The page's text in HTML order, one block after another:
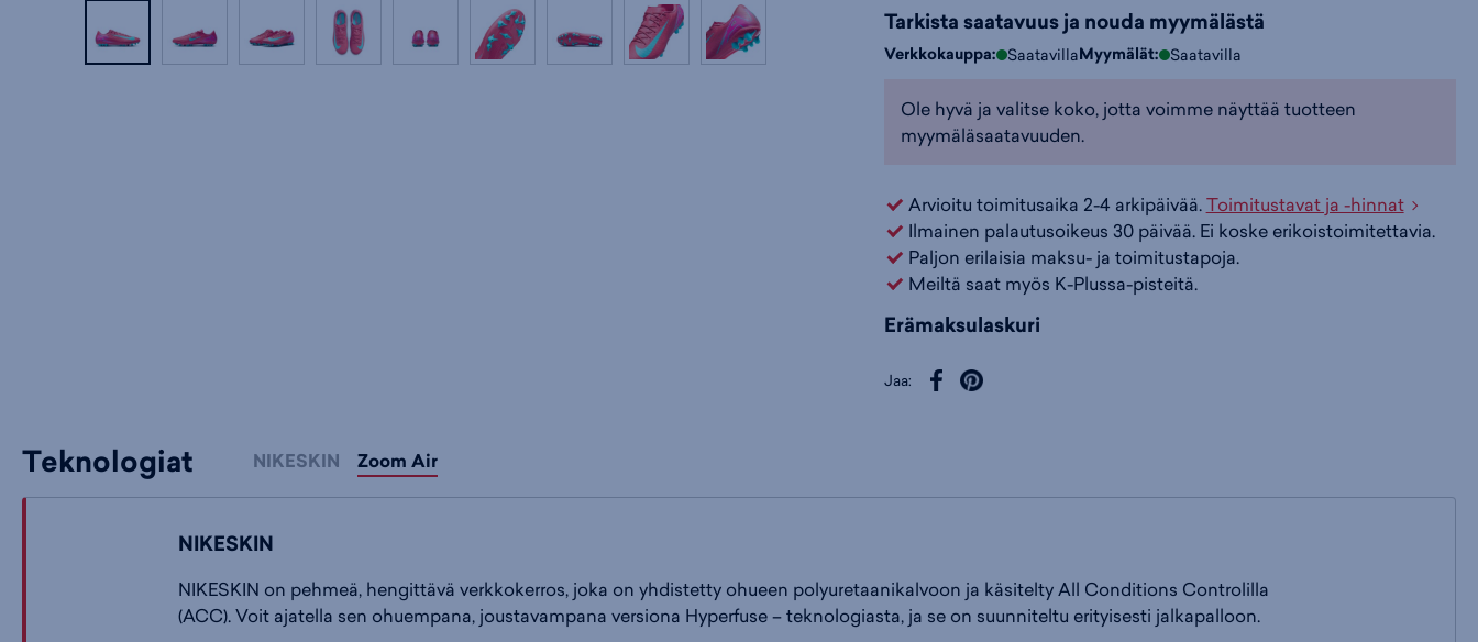
ia ä
Tarkista saatavuus ja nouda myymälästä
Verkkokauppa: SaatavillaMyymälät: Saatavilla
Ole hyvä ja valitse koko, jotta voimme näyttää tuotteen
myymäläsaatavuuden.
Arvioitu toimitusaika 2-4 arkipäivää.Toimitustavat ja -hinnat
Ilmainen palautusoikeus 30 päivää. Ei koske erikoistoimitettavia.
Paljon erilaisia maksu- ja toimitustapoja.
Meiltä saat myös K-Plussa-pisteitä.
Erämaksulaskuri
Jaa:
Teknologiat NIKESKIN Zoom Air
NIKESKIN
NIKESKIN on pehmeä, hengittävä verkkokerros, joka on yhdistetty ohueen polyuretaanikalvoon ja käsitelty All Conditions Controlilla
(ACC). Voit ajatella sen ohuempana, joustavampana versiona Hyperfuse – teknologiasta, ja se on suunniteltu erityisesti jalkapalloon.